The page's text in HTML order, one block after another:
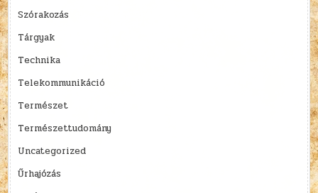
Szórakozás
Tárgyak
Technika
Telekommunikáció
Természet
Természettudomány
Uncategorized
Űrhajózás